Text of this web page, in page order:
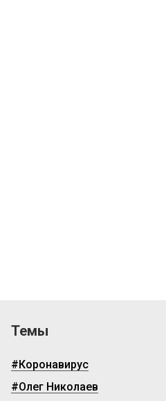
Темы
#Коронавирус
#Олег Николаев